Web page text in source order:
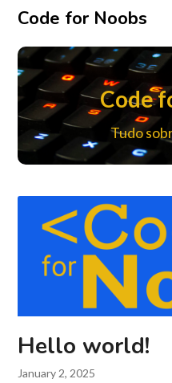
Code for Noobs
Code
Tudo
Hello world!
January 2, 2025